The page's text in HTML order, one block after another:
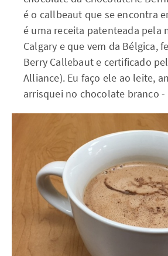
é o callbeaut que se encontra
é uma receita patenteada pela
Calgary e que vem da Bélgica,
Berry Callebaut e certificado
Alliance). Eu faço ele ao leite,
arrisquei no chocolate branco